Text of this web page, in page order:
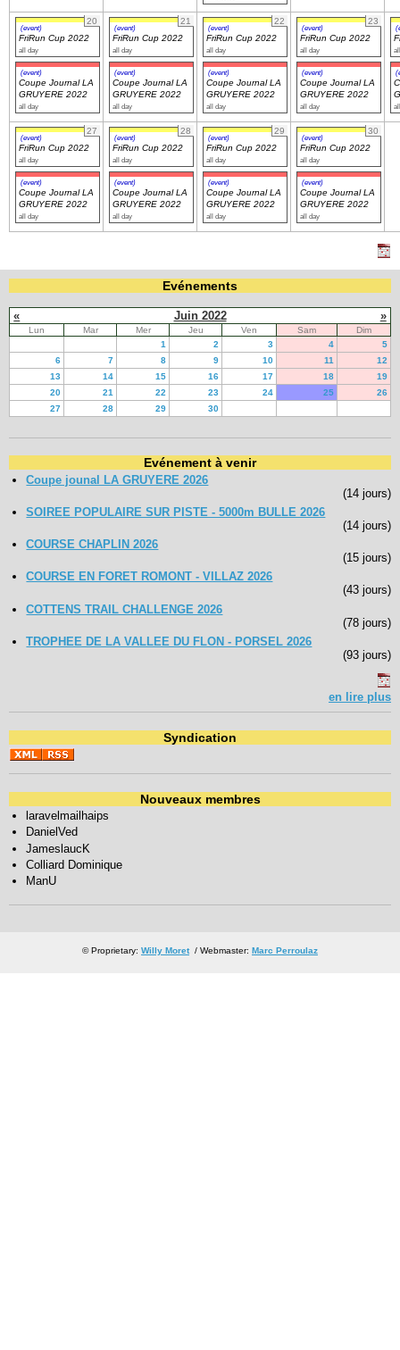
20
(event)
FriRun Cup 2022
all day
(event)
Coupe Journal LA
GRUYERE 2022
all day
21
(event)
FriRun Cup 2022
all day
(event)
Coupe Journal LA
GRUYERE 2022
all day
22
(event)
FriRun Cup 2022
all day
(event)
Coupe Journal LA
GRUYERE 2022
all day
23
(event)
FriRun Cup 2022
all day
(event)
Coupe Journal LA
GRUYERE 2022
all day
27
(event)
FriRun Cup 2022
all day
(event)
Coupe Journal LA
GRUYERE 2022
all day
28
(event)
FriRun Cup 2022
all day
(event)
Coupe Journal LA
GRUYERE 2022
all day
29
(event)
FriRun Cup 2022
all day
(event)
Coupe Journal LA
GRUYERE 2022
all day
30
(event)
FriRun Cup 2022
all day
(event)
Coupe Journal LA
GRUYERE 2022
all day
Evénements
« Juin 2022 »
Lun Mar Mer Jeu Ven Sam
Dim
1
2 3 4
5
6
7 8 9 10 11
12
13
14 15 16 17 18
19
20
21 22 23 24 25
26
27
28 29 30
Evénement à venir
Coupe jounal LA GRUYERE 2026
(14 jours)
SOIREE POPULAIRE SUR PISTE - 5000m BULLE 2026
(14 jours)
COURSE CHAPLIN 2026
(15 jours)
COURSE EN FORET ROMONT - VILLAZ 2026
(43 jours)
COTTENS TRAIL CHALLENGE 2026
(78 jours)
TROPHEE DE LA VALLEE DU FLON - PORSEL 2026
(93 jours)
en lire plus
Syndication
Nouveaux membres
laravelmailhaips
DanielVed
JameslaucK
Colliard Dominique
ManU
© Proprietary: Willy Moret/ Webmaster: Marc Perroulaz